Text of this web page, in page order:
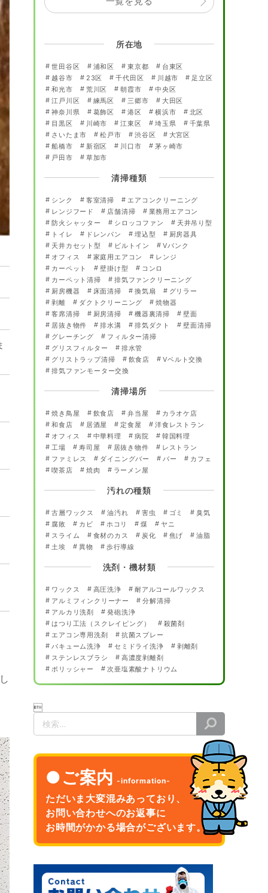
所在地
世田谷区 浦和区 東京都
台東区
越谷市
23区 千代田区 川越市
足立区
和光市
荒川区 朝霞市
中央区
江戸川区
練馬区 三郷市
大田区
神奈川県
葛飾区 港区 横浜市
北区
目黒区
川崎市 江東区 埼玉県
千葉県
さいたま市
松戸市 渋谷区
大宮区
船橋市
新宿区 川口市
茅ヶ崎市
戸田市
草加市
清掃種類
シンク 客室清掃
エアコンクリーニング
レンジフード
店舗清掃
業務用エアコン
防火シャッター
シロッコファン
天井吊り型
トイレ
ドレンパン 埋込型
厨房器具
天井カセット型
ビルトイン
Vバンク
オフィス
家庭用エアコン
レンジ
カーペット
壁掛け型
コンロ
カーペット清掃
排気ファンクリーニング
厨房機器
床面清掃 換気扇
グリラー
剥離
ダクトクリーニング
焼物器
客席清掃
厨房清掃 機器裏清掃
壁面
居抜き物件
排水溝 排気ダクト
壁面清掃
グレーチング
フィルター清掃
グリスフィルター
排水管
グリストラップ清掃
飲食店
Vベルト交換
排気ファンモーター交換
清掃場所
焼き鳥屋 飲食店 弁当屋
カラオケ店
和食店
居酒屋 定食屋
洋食レストラン
オフィス
中華料理 病院
韓国料理
工場
寿司屋 居抜き物件
レストラン
ファミレス
ダイニングバー バー
カフェ
喫茶店
焼肉 ラーメン屋
汚れの種類
古層ワックス 油汚れ 害虫 ゴミ
臭気
腐敗
カビ ホコリ 煤
ヤニ
スライム
食材のカス 炭化 焦げ
油脂
土埃
異物 歩行導線
洗剤・機材類
ワックス 高圧洗浄
耐アルコールワックス
アルミフィンクリーナー
分解清掃
アルカリ洗剤
発砲洗浄
はつり工法（スクレイピング）
殺菌剤
エアコン専用洗剤
抗菌スプレー
バキューム洗浄
セミドライ洗浄
剥離剤
ステンレスブラシ
高濃度剥離剤
ポリッシャー
次亜塩素酸ナトリウム

検
ご案内
ただいま大変混みあっており、
お問い合わせへのお返事に
お時間がかかる場合がございます。